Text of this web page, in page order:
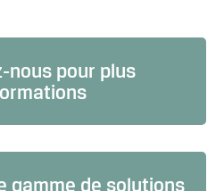
nous pour plus
gamme de solutions